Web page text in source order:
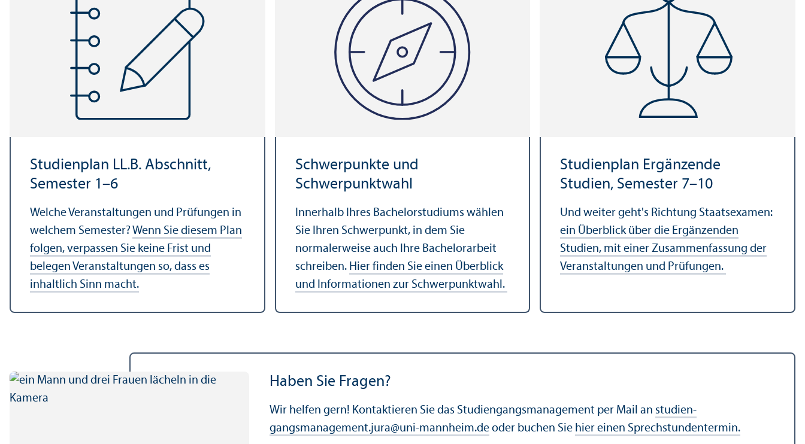
Studien­plan LL.B. Abschnitt,
Semester 1–6
Welche Veranstaltungen und Prüfungen in
welchem Semester?Wenn Sie diesem Plan
folgen, verpassen Sie keine Frist und
belegen Veranstaltungen so, dass es
inhaltlich Sinn macht.
Schwerpunkte und
Schwerpunktwahl
Innerhalb Ihres Bachelor­studiums wählen
Sie Ihren Schwerpunkt, in dem Sie
normalerweise auch Ihre Bachelor­arbeit
schreiben. Hier finden Sie einen Über­blick
und Informationen zur Schwerpunktwahl.
Studien­plan Ergänzende
Studien, Semester 7–10
Und weiter geht's Richtung Staats­examen:
ein Über­blick über die Ergänzenden
Studien, mit einer Zusammenfassung der
Veranstaltungen und Prüfungen.
Haben Sie Fragen?
Wir helfen gern! Kontaktieren Sie das Studien­gangs­management per Mail an studien­
gangsmanagement.jura@uni-mannheim.de oder buchen Sie hier einen Sprechstundentermin.